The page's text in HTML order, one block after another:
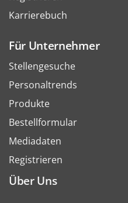
Karrierebuch
Für Unternehmer
Stellengesuche
Personaltrends
Produkte
Bestellformular
Mediadaten
Registrieren
Über Uns